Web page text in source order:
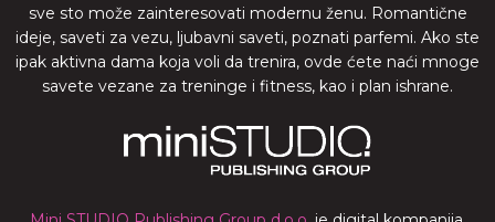
sve sto može zainteresovati modernu ženu. Romantične
ideje, saveti za vezu, ljubavni saveti, poznati parfemi. Ako ste
ipak aktivna dama koja voli da trenira, ovde ćete naći mnoge
savete vezane za treninge i fitness, kao i plan ishrane.